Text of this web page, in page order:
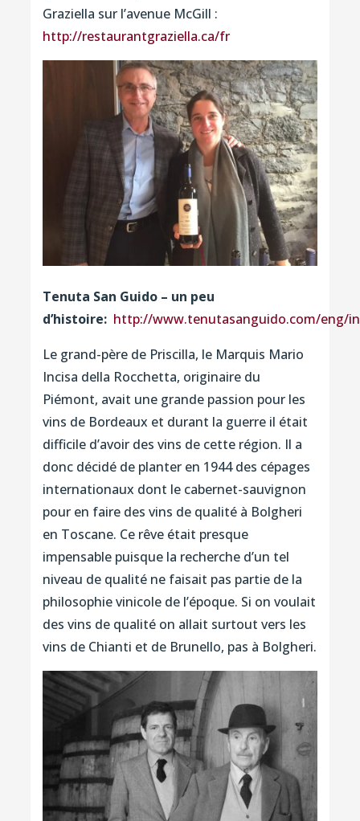
Graziella sur l’avenue McGill :
http://restaurantgraziella.ca/fr
Tenuta San Guido – un peu
d’histoire: http://www.tenutasanguido.com/eng/
Le grand-père de Priscilla, le Marquis Mario
Incisa della Rocchetta, originaire du
Piémont, avait une grande passion pour les
vins de Bordeaux et durant la guerre il était
difficile d’avoir des vins de cette région. Il a
donc décidé de planter en 1944 des cépages
internationaux dont le cabernet-sauvignon
pour en faire des vins de qualité à Bolgheri
en Toscane. Ce rêve était presque
impensable puisque la recherche d’un tel
niveau de qualité ne faisait pas partie de la
philosophie vinicole de l’époque. Si on voulait
des vins de qualité on allait surtout vers les
vins de Chianti et de Brunello, pas à Bolgheri.